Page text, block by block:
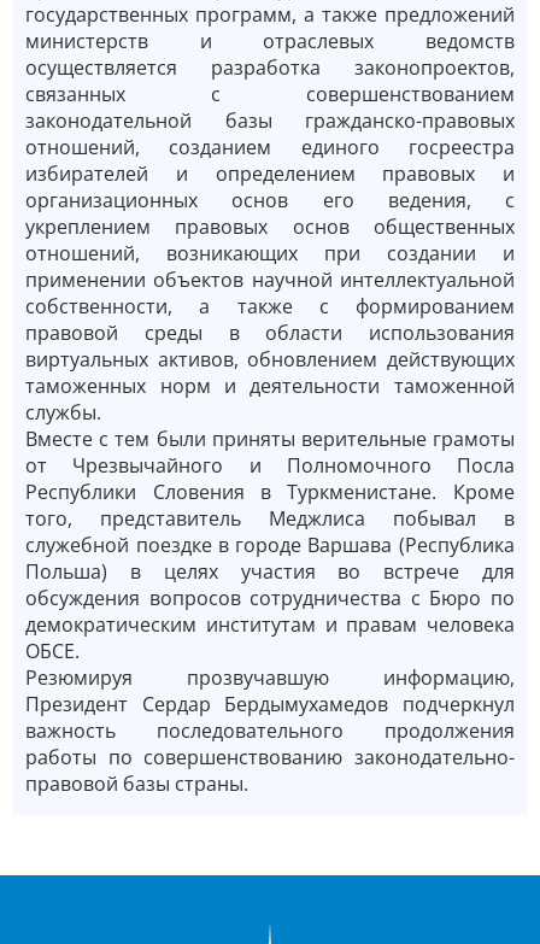
государственных программ, а также предложений
министерств и отраслевых ведомств
осуществляется разработка законопроектов,
связанных с совершенствованием
законодательной базы гражданско-правовых
отношений, созданием единого госреестра
избирателей и определением правовых и
организационных основ его ведения, с
укреплением правовых основ общественных
отношений, возникающих при создании и
применении объектов научной интеллектуальной
собственности, а также с формированием
правовой среды в области использования
виртуальных активов, обновлением действующих
таможенных норм и деятельности таможенной
службы.
Вместе с тем были приняты верительные грамоты
от Чрезвычайного и Полномочного Посла
Республики Словения в Туркменистане. Кроме
того, представитель Меджлиса побывал в
служебной поездке в городе Варшава (Республика
Польша) в целях участия во встрече для
обсуждения вопросов сотрудничества с Бюро по
демократическим институтам и правам человека
ОБСЕ.
Резюмируя прозвучавшую информацию,
Президент Сердар Бердымухамедов подчеркнул
важность последовательного продолжения
работы по совершенствованию законодательно-
правовой базы страны.